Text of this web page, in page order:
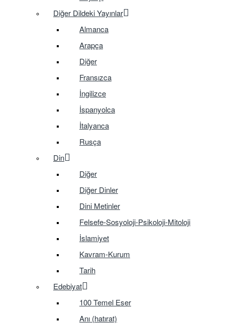
Diğer Dildeki Yayınlar
Almanca
Arapça
Diğer
Fransızca
İngilizce
İspanyolca
İtalyanca
Rusça
Din
Diğer
Diğer Dinler
Dini Metinler
Felsefe-Sosyoloji-Psikoloji-Mitoloji
İslamiyet
Kavram-Kurum
Tarih
Edebiyat
100 Temel Eser
Anı (hatırat)